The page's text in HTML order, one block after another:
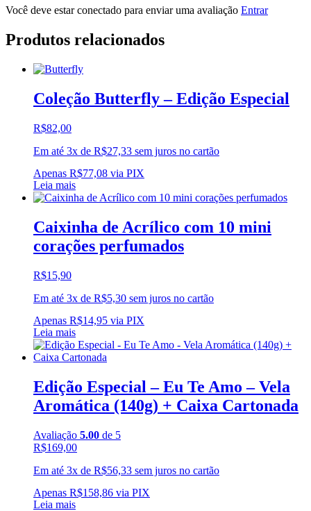
Você deve estar conectado para enviar uma avaliação Entrar
Produtos relacionados
Coleção Butterfly – Edição Especial
R$82,00
Em até 3x de R$27,33 sem juros no cartão
Apenas R$77,08 via PIX
Leia mais
Caixinha de Acrílico com 10 mini
corações perfumados
R$15,90
Em até 3x de R$5,30 sem juros no cartão
Apenas R$14,95 via PIX
Leia mais
Edição Especial – Eu Te Amo – Vela
Aromática (140g) + Caixa Cartonada
Avaliação 5.00 de 5
R$169,00
Em até 3x de R$56,33 sem juros no cartão
Apenas R$158,86 via PIX
Leia mais